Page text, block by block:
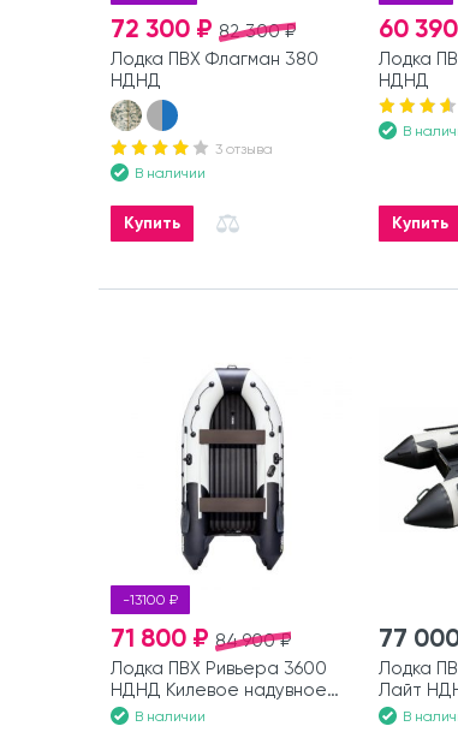
82 300 ₽
72 300 ₽
Лодка ПВХ Флагман 380
НДНД
3 отзыва
В наличии
Купить
60
Лодка
НДНД
В
Купить
-13100 ₽
84 900 ₽
71 800 ₽
Лодка ПВХ Ривьера 3600
НДНД Килевое надувное
дноВ наличии
77
Лодка
Лайт
В